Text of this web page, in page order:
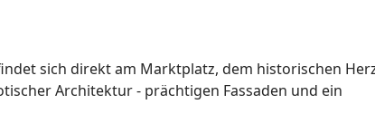
sich direkt am Marktplatz, dem historischen
Architektur - prächtigen Fassaden und ein